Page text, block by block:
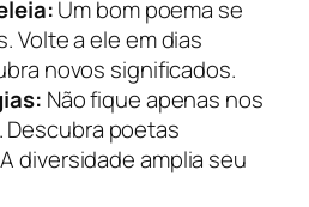
Um bom poema se
Volte a ele em dias
novos significados.
Não fique apenas nos
Descubra poetas
diversidade amplia seu